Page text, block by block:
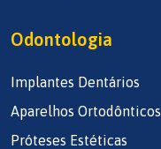
Odontologia
Implantes Dentários
Aparelhos Ortodônticos
Próteses Estéticas